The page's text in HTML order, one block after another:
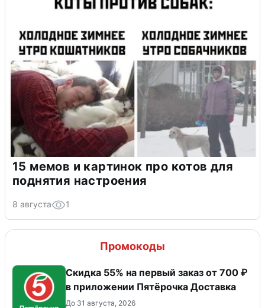
15 мемов и картинок про котов для
поднятия настроения
8 августа 1
Промокоды
Скидка 55% на первый заказ от 700 ₽
в приложении Пятёрочка Доставка
До 31 августа, 2026